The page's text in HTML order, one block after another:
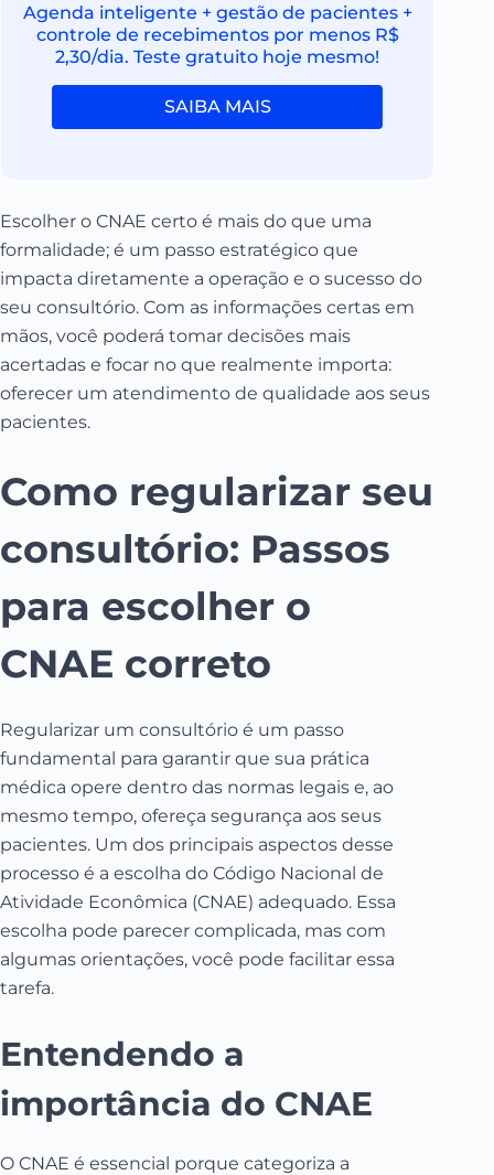
Agenda inteligente + gestão de pacientes +
controle de recebimentos por menos R$
2,30/dia. Teste gratuito hoje mesmo!
SAIBA MAIS
Escolher o CNAE certo é mais do que uma
formalidade; é um passo estratégico que
impacta diretamente a operação e o sucesso do
seu consultório. Com as informações certas em
mãos, você poderá tomar decisões mais
acertadas e focar no que realmente importa:
oferecer um atendimento de qualidade aos seus
pacientes.
Como regularizar seu
consultório: Passos
para escolher o
CNAE correto
Regularizar um consultório é um passo
fundamental para garantir que sua prática
médica opere dentro das normas legais e, ao
mesmo tempo, ofereça segurança aos seus
pacientes. Um dos principais aspectos desse
processo é a escolha do Código Nacional de
Atividade Econômica (CNAE) adequado. Essa
escolha pode parecer complicada, mas com
algumas orientações, você pode facilitar essa
tarefa.
Entendendo a
importância do CNAE
O CNAE é essencial porque categoriza a